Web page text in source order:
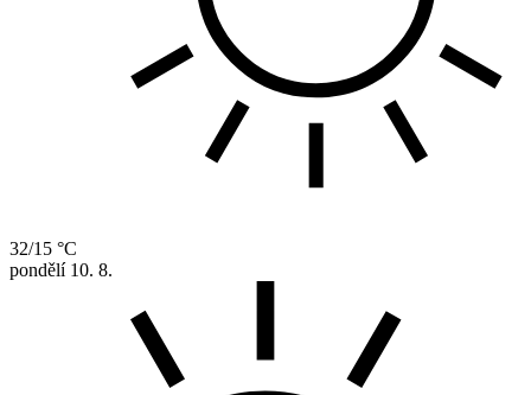
32/15 °C
pondělí 10. 8.